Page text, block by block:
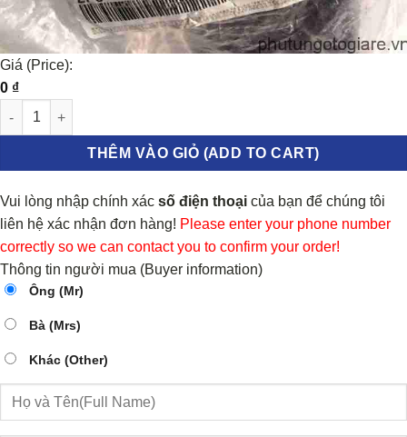
Giá (Price):
0 ₫
Chân máy thủy lực Kia Sorento, Hyundai Santafe số lượng
THÊM VÀO GIỎ (ADD TO CART)
Vui lòng nhập chính xác số điện thoại của bạn để chúng tôi
liên hệ xác nhận đơn hàng! Please enter your phone number
correctly so we can contact you to confirm your order!
Thông tin người mua (Buyer information)
Ông (Mr)
Bà (Mrs)
Khác (Other)